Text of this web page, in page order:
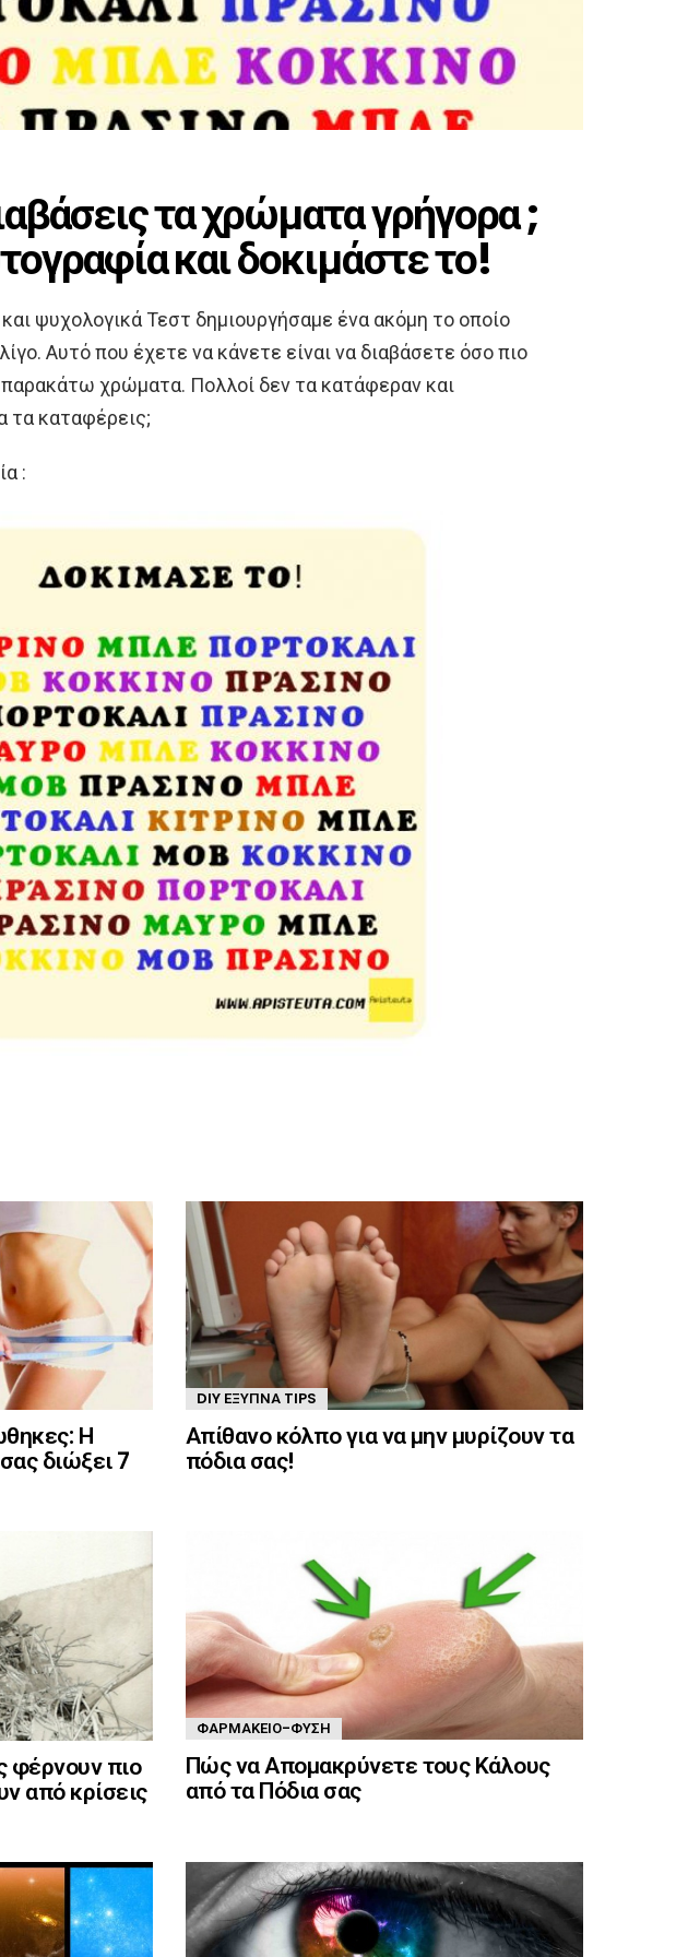
τα χρώματα γρήγορα ;
και δοκιμάστε το!
ψυχολογικά Τεστ δημιουργήσαμε ένα ακόμη το οποίο
Αυτό που έχετε να κάνετε είναι να διαβάσετε όσο πιο
χρώματα. Πολλοί δεν τα κατάφεραν και
τα καταφέρεις;
:
Η
διώξει 7
DIY ΈΞΥΠΝΑ TIPS
Απίθανο κόλπο για να μην μυρίζουν τα
πόδια σας!
φέρνουν πιο
από κρίσεις
ΦΑΡΜΑΚΕΊΟ-ΦΎΣΗ
Πώς να Απομακρύνετε τους Κάλους
από τα Πόδια σας